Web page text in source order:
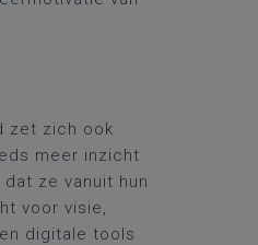
zet zich ook
meer inzicht
ze vanuit hun
voor visie,
en digitale tools